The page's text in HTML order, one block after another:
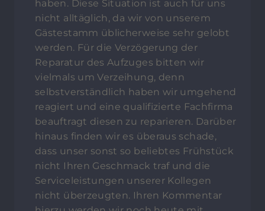
haben. Diese Situation ist auch für uns
nicht alltäglich, da wir von unserem
Gästestamm üblicherweise sehr gelobt
werden. Für die Verzögerung der
Reparatur des Aufzuges bitten wir
vielmals um Verzeihung, denn
selbstverständlich haben wir umgehend
reagiert und eine qualifizierte Fachfirma
beauftragt diesen zu reparieren. Darüber
hinaus finden wir es überaus schade,
dass unser sonst so beliebtes Frühstück
nicht Ihren Geschmack traf und die
Serviceleistungen unserer Kollegen
nicht überzeugten. Ihren Kommentar